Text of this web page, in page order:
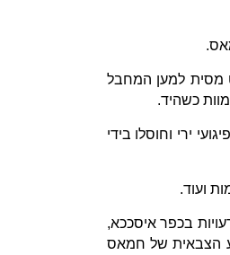
מסית למען המחבל
כשהיד.
ירי וחוסלו בידי
ועוד.
בכפר איסככא,
הצבאית של חמאס